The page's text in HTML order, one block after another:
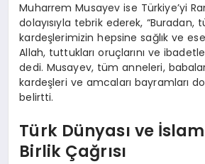
Muharrem Musayev ise Türkiye’yi
dolayısıyla tebrik ederek, “Buradan,
kardeşlerimizin hepsine sağlık ve
Allah, tuttukları oruçlarını ve
dedi. Musayev, tüm anneleri,
kardeşleri ve amcaları bayramları
belirtti.
Türk Dünyası ve
Birlik Çağrısı